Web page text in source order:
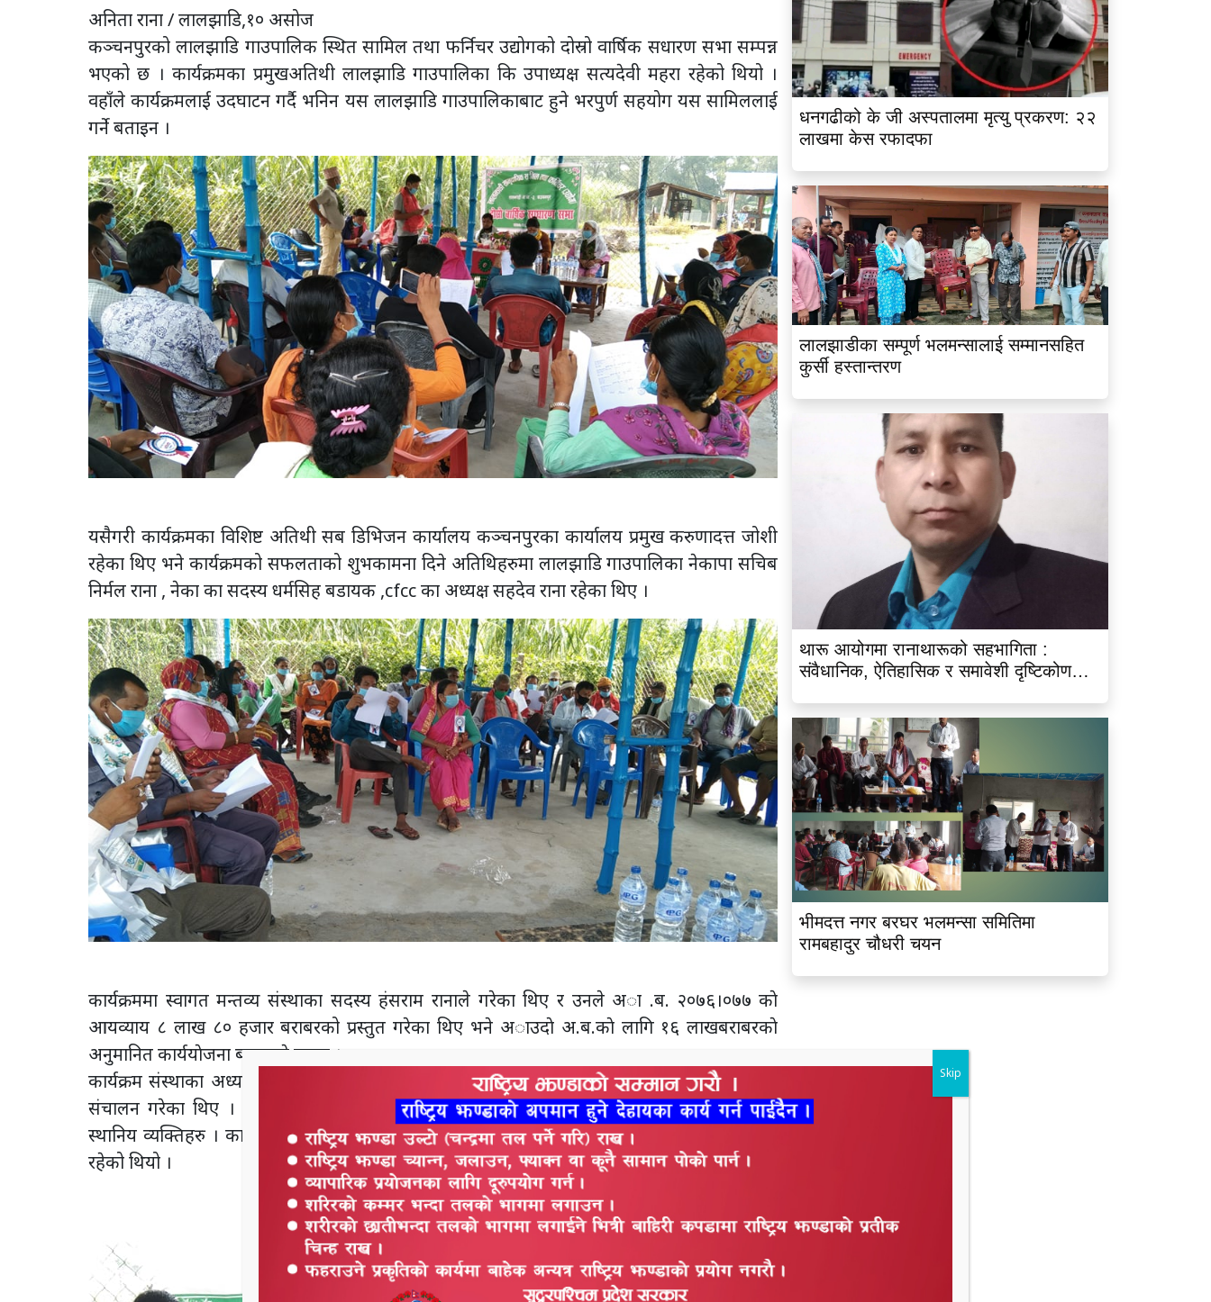
अनिता राना / लालझाडि,१० असोज
कञ्चनपुरको लालझाडि गाउपालिक स्थित सामिल तथा फर्निचर उद्योगको दोस्रो वार्षिक सधारण सभा सम्पन्न
भएको छ । कार्यक्रमका प्रमुखअतिथी लालझाडि गाउपालिका कि उपाध्यक्ष सत्यदेवी महरा रहेको थियो ।
वहाँले कार्यक्रमलाई उदघाटन गर्दै भनिन यस लालझाडि गाउपालिकाबाट हुने भरपुर्ण सहयोग यस सामिललाई
गर्ने बताइन ।
यसैगरी कार्यक्रमका विशिष्ट अतिथी सब डिभिजन कार्यालय कञ्चनपुरका कार्यालय प्रमुख करुणादत्त जोशी
रहेका थिए भने कार्यक्रमको सफलताको शुभकामना दिने अतिथिहरुमा लालझाडि गाउपालिका नेकापा सचिब
निर्मल राना , नेका का सदस्य धर्मसिह बडायक ,cfcc का अध्यक्ष सहदेव राना रहेका थिए ।
कार्यक्रममा स्वागत मन्तव्य संस्थाका सदस्य हंसराम रानाले गरेका थिए र उनले अा .ब. २०७६।०७७ काे
आयव्याय ८ लाख ८० हजार बराबरको प्रस्तुत गरेका थिए भने अाउदाे अ.ब.काे लागि १६ लाखबराबरकाे
अनुमानित कार्ययाेजना बनाएकाे बताए ।
कार्यक्रम संस्थाका अध्यक्ष अमर सिंह रानाको सभापतित्वमा भएको थियो । भने कार्यक्रम तेजराज तिरुवाले
संचालन गरेका थिए । सामिलको स्थापनाले सहज र शुलभ मुल्यमा समानहरु उपलब्ध भएको बताउछन
स्थानिय व्यक्तिहरु । कायक्रममा लालझाडि गाउपालिकाका सबै सामुदायिक वनका प्रतिनिधहरुको उपस्थित
रहेको थियो ।
धनगढीको के जी अस्पतालमा मृत्यु प्रकरण: २२
लाखमा केस रफादफा
लालझाडीका सम्पूर्ण भलमन्सालाई सम्मानसहित
कुर्सी हस्तान्तरण
थारू आयोगमा रानाथारूको सहभागिता :
संवैधानिक, ऐतिहासिक र समावेशी दृष्टिकोणबाट
भीमदत्त नगर बरघर भलमन्सा समितिमा
रामबहादुर चौधरी चयन
Skip